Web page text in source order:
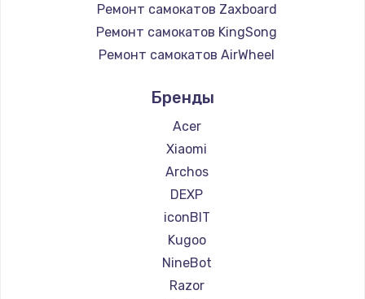
Ремонт самокатов Zaxboard
Ремонт самокатов KingSong
Ремонт самокатов AirWheel
Ремонт самокатов Hunter
Ремонт самокатов Shorner
Ремонт самокатов Joyor
Ремонт самокатов Minimotors
Ремонт самокатов Bork
Ремонт самокатов Segway
Ремонт самокатов KIRIN
Бренды
Acer
Xiaomi
Archos
DEXP
iconBIT
Kugoo
NineBot
Razor